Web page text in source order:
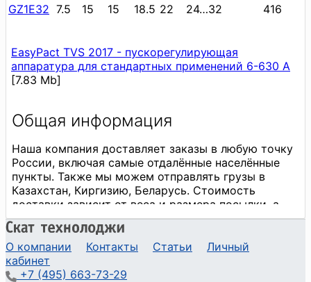
GZ1E32 7.5 15 15 18.5 22 24…32 416
EasyPact TVS 2017 - пускорегулирующая
аппаратура для стандартных применений 6-630 А
[7.83 Mb]
О компании Контакты Статьи
Личный
кабинет
+7 (495) 663-73-29